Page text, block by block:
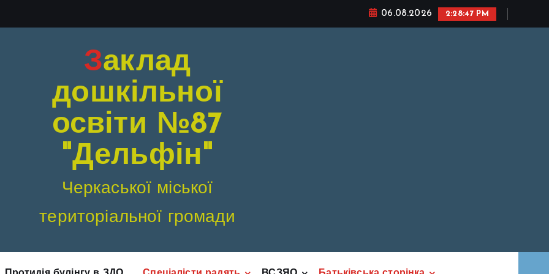
06.08.2026 2:28:49 PM
Заклад
дошкільної
освіти №87
"Дельфін"
Черкаської міської
територіальної громади